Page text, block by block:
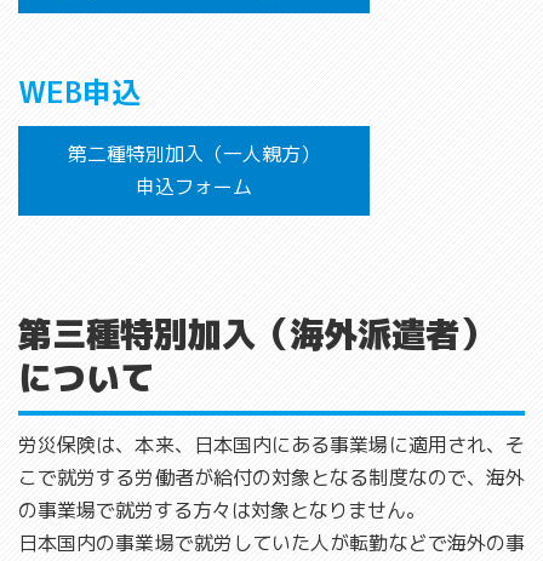
WEB申込
第二種特別加入（一人親方）
申込フォーム
第三種特別加入（海外派遣者）
について
労災保険は、本来、日本国内にある事業場に適用され、そ
こで就労する労働者が給付の対象となる制度なので、海外
の事業場で就労する方々は対象となりません。
日本国内の事業場で就労していた人が転勤などで海外の事